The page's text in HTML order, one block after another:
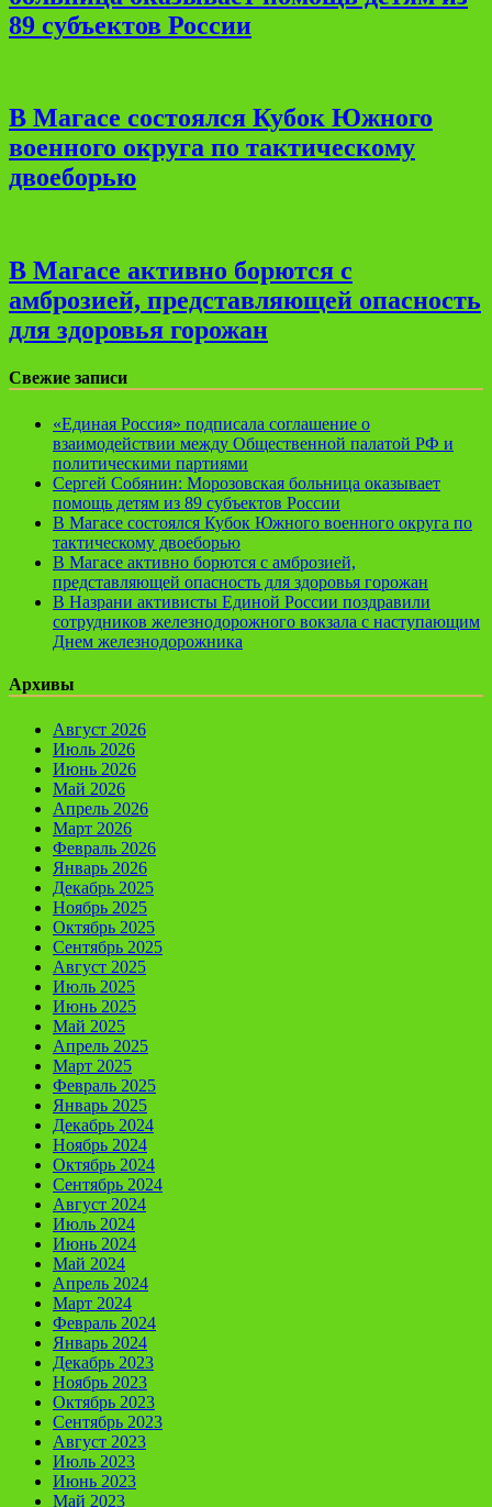
89 субъектов России
В Магасе состоялся Кубок Южного
военного округа по тактическому
двоеборью
В Магасе активно борются с
амброзией, представляющей опасность
для здоровья горожан
Свежие записи
«Единая Россия» подписала соглашение о
взаимодействии между Общественной палатой РФ и
политическими партиями
Сергей Собянин: Морозовская больница оказывает
помощь детям из 89 субъектов России
В Магасе состоялся Кубок Южного военного округа по
тактическому двоеборью
В Магасе активно борются с амброзией,
представляющей опасность для здоровья горожан
В Назрани активисты Единой России поздравили
сотрудников железнодорожного вокзала с наступающим
Днем железнодорожника
Архивы
Август 2026
Июль 2026
Июнь 2026
Май 2026
Апрель 2026
Март 2026
Февраль 2026
Январь 2026
Декабрь 2025
Ноябрь 2025
Октябрь 2025
Сентябрь 2025
Август 2025
Июль 2025
Июнь 2025
Май 2025
Апрель 2025
Март 2025
Февраль 2025
Январь 2025
Декабрь 2024
Ноябрь 2024
Октябрь 2024
Сентябрь 2024
Август 2024
Июль 2024
Июнь 2024
Май 2024
Апрель 2024
Март 2024
Февраль 2024
Январь 2024
Декабрь 2023
Ноябрь 2023
Октябрь 2023
Сентябрь 2023
Август 2023
Июль 2023
Июнь 2023
Май 2023